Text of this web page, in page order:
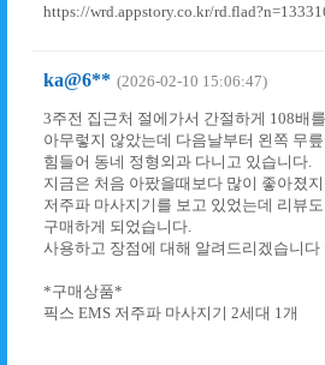
https://wrd.appstory.co.kr/
ka@6** (2026-02-10 15:06:47)
3주전 집근처 절에가서 간절하게 108배
아무렇지 않았는데 다음날부터 왼쪽 무
힘들어 동네 정형외과 다니고 있습니다.
지금은 처음 아팠을때보다 많이 좋아졌
저주파 마사지기를 보고 있었는데 리뷰
구매하게 되었습니다.
사용하고 장점에 대해 알려드리겠습니다
*구매상품*
픽스 EMS 저주파 마사지기 2세대 1개